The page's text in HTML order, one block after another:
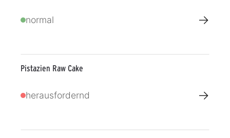
normal →
Pistazien Raw Cake
herausfordernd →